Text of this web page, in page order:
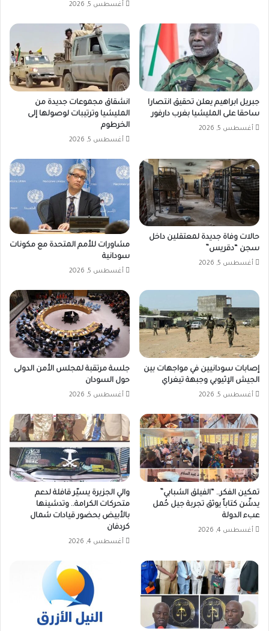
أغسطس 5, 2026
جبريل ابراهيم يعلن تحقيق انتصارا
ساحقا على المليشيا بغرب دارفور
أغسطس 5, 2026
انشقاق مجموعات جديدة من
المليشيا وترتيبات لوصولها إلى
الخرطوم
أغسطس 5, 2026
حالات وفاة جديدة لمعتقلين داخل
سجن “دقريس”
أغسطس 5, 2026
مشاورات للأمم المتحدة مع مكونات
سودانية
أغسطس 5, 2026
إصابات سودانيين في مواجهات بين
الجيش الإثيوبي وجبهة تيغراي
أغسطس 5, 2026
جلسة مرتقبة لمجلس الأمن الدولى
حول السودان
أغسطس 5, 2026
تمكين الفكر.. “الفيلق الشبابي”
يدشّن كتاباً يوثق تجربة جيل حُمل
عبء الدولة
أغسطس 4, 2026
والي الجزيرة يسيّر قافلة لدعم
متحركات الكرامة.. وتدشينها
بالأبيض بحضور قيادات شمال
كردفان
أغسطس 4, 2026